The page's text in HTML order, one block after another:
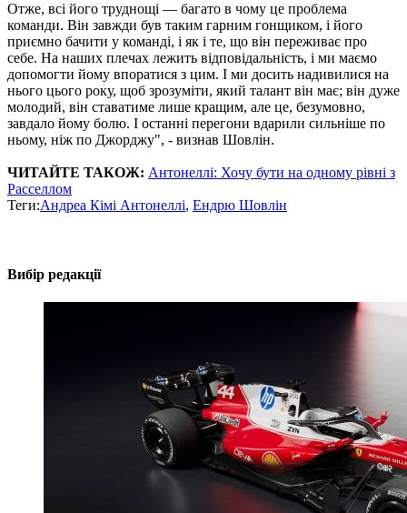
Отже, всі його труднощі — багато в чому це проблема
команди. Він завжди був таким гарним гонщиком, і його
приємно бачити у команді, і як і те, що він переживає про
себе. На наших плечах лежить відповідальність, і ми маємо
допомогти йому впоратися з цим. І ми досить надивилися на
нього цього року, щоб зрозуміти, який талант він має; він дуже
молодий, він ставатиме лише кращим, але це, безумовно,
завдало йому болю. І останні перегони вдарили сильніше по
ньому, ніж по Джорджу", - визнав Шовлін.
ЧИТАЙТЕ ТАКОЖ: Антонеллі: Хочу бути на одному рівні з
Расселлом
Теги:Андреа Кімі Антонеллі, Ендрю Шовлін
Вибір редакції